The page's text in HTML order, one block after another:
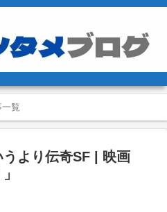
覧
うより伝奇SF | 映画